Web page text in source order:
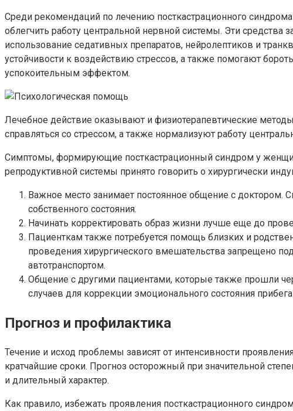
Среди рекомендаций по лечению посткастрационного
облегчить работу центральной нервной системы. Эти средства
использование седативных препаратов, нейролептиков и
устойчивости к воздействию стрессов, а также помогают
успокоительным эффектом.
Лечебное действие оказывают и физиотерапевтические
справляться со стрессом, а также нормализуют работу
Симптомы, формирующие посткастрационный синдром у
репродуктивной системы принято говорить о хирургически
Важное место занимает постоянное общение с доктором.
собственного состояния.
Начинать корректировать образ жизни лучше еще до
Пациенткам также потребуется помощь близких и
проведения хирургического вмешательства запрещено
автотранспортом.
Общение с другими пациентами, которые также прошли
случаев для коррекции эмоционального состояния
Прогноз и профилактика
Течение и исход проблемы зависят от интенсивности
кратчайшие сроки. Прогноз осторожный при значительной
и длительный характер.
Как правило, избежать проявления посткастрационного